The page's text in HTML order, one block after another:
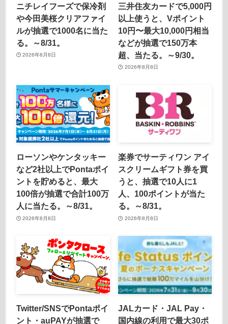
ニチレイフーズで保冷剤
や今田美桜クリアファイ
ルが抽選で1000名に当た
る。～8/31。
2026年8月8日
三井住友カードで5,000円
以上使うと、Vポイント
10円〜最大10,000円相当
などが抽選で150万本
超、当たる。～9/30。
2026年8月8日
ローソンやケンタッキー
など2社以上でPontaポイ
ントを貯めると、最大
100倍が抽選で合計100万
人に当たる。～8/31。
2026年8月8日
楽券でサーティワン アイ
スクリームギフト券を買
うと、抽選で10人に1
人、100ポイントが当た
る。～8/31。
2026年8月8日
Twitter/SNSでPontaポイ
ント・auPAYが抽選で
JALカード・JAL Pay・
国内線の利用で最大30ポ